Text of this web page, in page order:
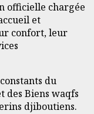
officielle chargée
et
confort, leur
du
des Biens waqfs
djiboutiens.